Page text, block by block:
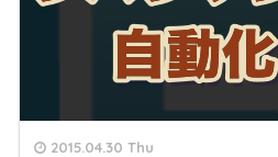
2015.04.30 Thu